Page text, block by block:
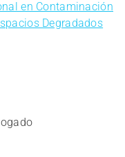
en Contaminación
Degradados